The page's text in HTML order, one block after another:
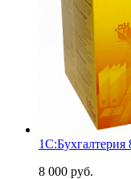
1С:Бухгалтерия
8 000 руб.